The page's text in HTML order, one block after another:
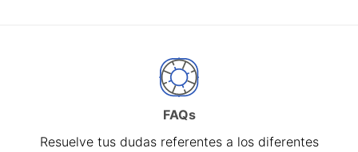
FAQs
Resuelve tus dudas referentes a los diferentes